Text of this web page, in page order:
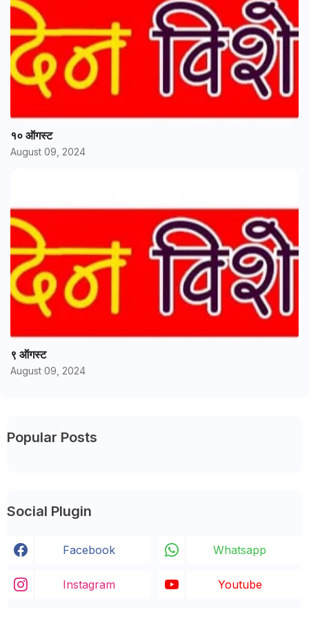
१० ऑगस्ट
August 09, 2024
९ ऑगस्ट
August 09, 2024
Popular Posts
Social Plugin
Facebook Whatsapp
Instagram Youtube